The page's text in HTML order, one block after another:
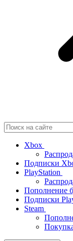
Xbox
Подписки
PlayStation
Пополнение
Подписки
Steam